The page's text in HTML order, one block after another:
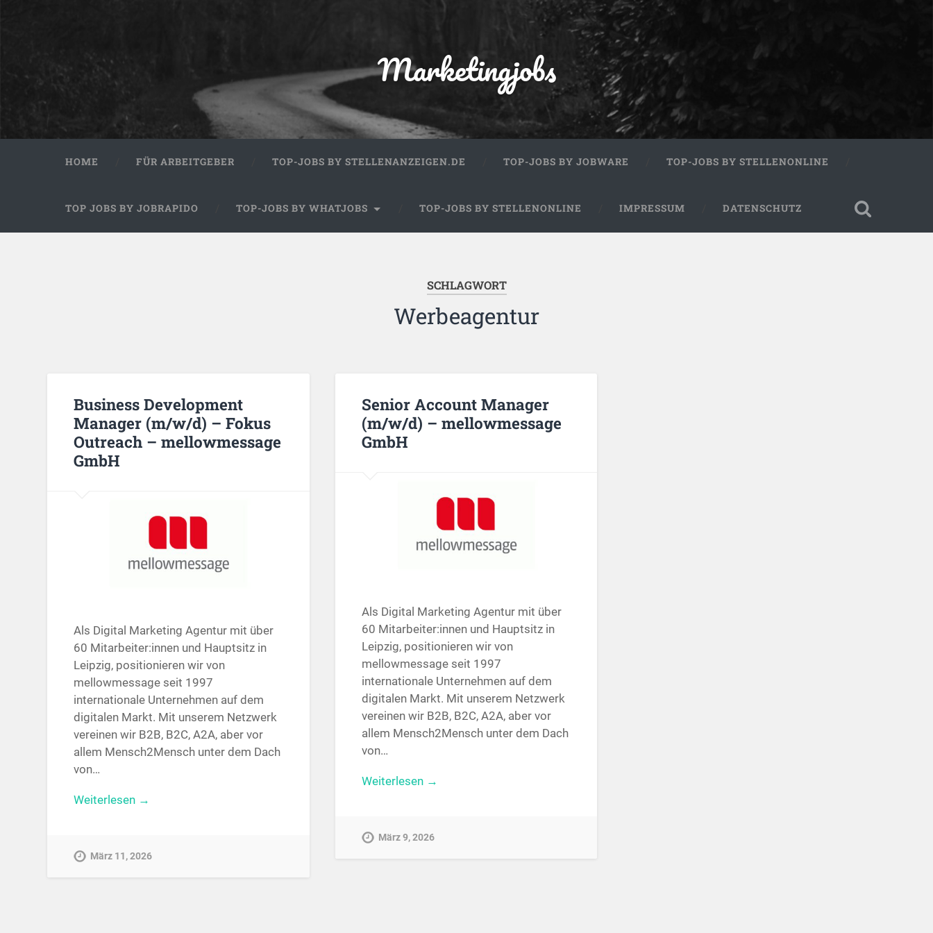
Marketingjobs
HOME FÜR ARBEITGEBER TOP-JOBS BY STELLENANZEIGEN.DE TOP-JOBS BY JOBWARE TOP-JOBS BY STELLENONLINE
TOP JOBS BY JOBRAPIDO TOP-JOBS BY WHATJOBS TOP-JOBS BY STELLENONLINE IMPRESSUM DATENSCHUTZ
SCHLAGWORT
Werbeagentur
Business Development
Manager (m/w/d) – Fokus
Outreach – mellowmessage
GmbH
Als Digital Marketing Agentur mit über
60 Mitarbeiter:innen und Hauptsitz in
Leipzig, positionieren wir von
mellowmessage seit 1997
internationale Unternehmen auf dem
digitalen Markt. Mit unserem Netzwerk
vereinen wir B2B, B2C, A2A, aber vor
allem Mensch2Mensch unter dem Dach
von…
Weiterlesen →
März 11, 2026
Senior Account Manager
(m/w/d) – mellowmessage
GmbH
Als Digital Marketing Agentur mit über
60 Mitarbeiter:innen und Hauptsitz in
Leipzig, positionieren wir von
mellowmessage seit 1997
internationale Unternehmen auf dem
digitalen Markt. Mit unserem Netzwerk
vereinen wir B2B, B2C, A2A, aber vor
allem Mensch2Mensch unter dem Dach
von…
Weiterlesen →
März 9, 2026